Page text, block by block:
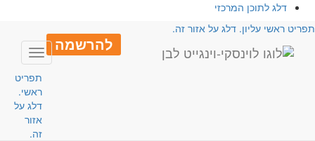
דלג לתוכן המרכזי
ראשי עליון. דלג על אזור זה.
להרשמה
Toggle
תפריט
ראשי.
דלג על
אזור
זה.